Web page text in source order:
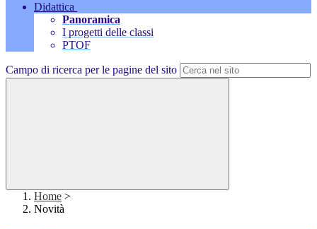
Didattica
Panoramica
I progetti delle classi
PTOF
Campo di ricerca per le pagine del sito
Home >
Novità